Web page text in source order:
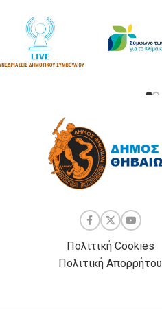
Πολιτική Cookies
Πολιτική Απορρήτου